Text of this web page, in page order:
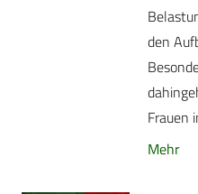
den
Frauen
Mehr